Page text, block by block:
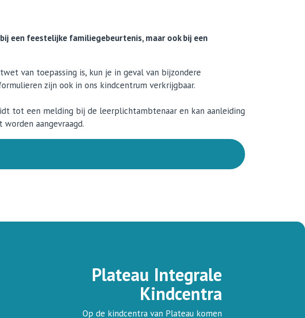
een feestelijke familiegebeurtenis, maar ook bij een
van toepassing is, kun je in geval van bijzondere
zijn ook in ons kindcentrum verkrijgbaar.
tot een melding bij de leerplichtambtenaar en kan aanleiding
aangevraagd.
Plateau Integrale
Kindcentra
Op de kindcentra van Plateau komen